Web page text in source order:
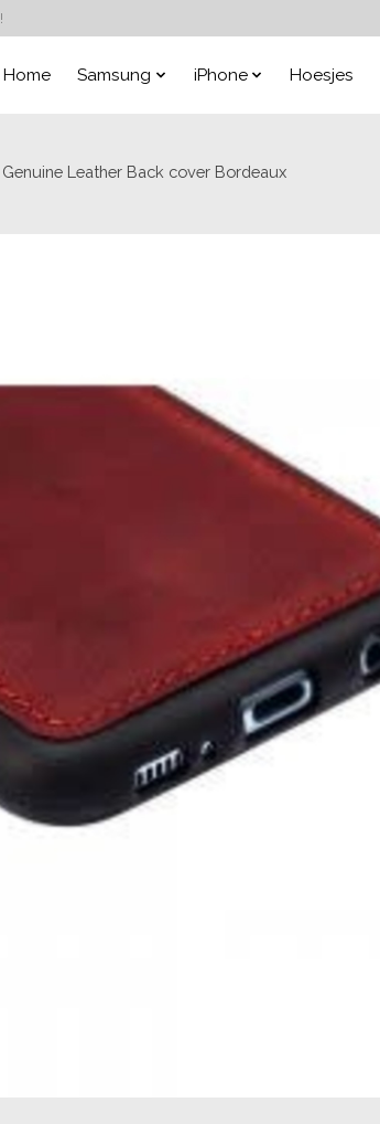
Home Samsung iPhone Hoesjes
Leather Back cover Bordeaux